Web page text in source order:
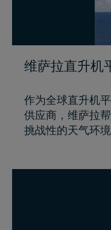
维萨拉直升机
作为全球直升机
供应商，维萨拉
挑战性的天气环境